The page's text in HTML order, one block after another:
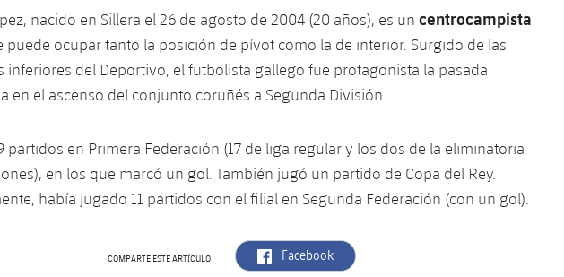
nacido en Sillera el 26 de agosto de 2004 (20 años), es un centrocampista
puede ocupar tanto la posición de pívot como la de interior. Surgido de las
inferiores del Deportivo, el futbolista gallego fue protagonista la pasada
en el ascenso del conjunto coruñés a Segunda División.
partidos en Primera Federación (17 de liga regular y los dos de la eliminatoria
en los que marcó un gol. También jugó un partido de Copa del Rey.
había jugado 11 partidos con el filial en Segunda Federación (con un gol).
COMPARTE ESTE ARTÍCULO label.aria.facebook
Facebook